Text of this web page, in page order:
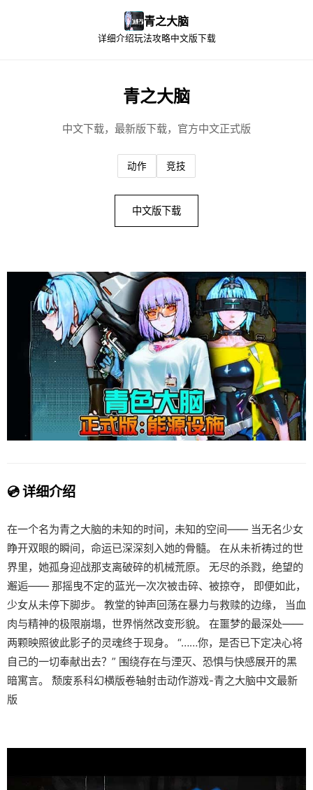
青之大脑
详细介绍玩法攻略中文版下载
青之大脑
中文下载，最新版下载，官方中文正式版
动作 竞技
中文版下载
💿 详细介绍
在一个名为青之大脑的未知的时间，未知的空间—— 当无名少女
睁开双眼的瞬间，命运已深深刻入她的骨髓。 在从未祈祷过的世
界里，她孤身迎战那支离破碎的机械荒原。 无尽的杀戮，绝望的
邂逅—— 那摇曳不定的蓝光一次次被击碎、被掠夺， 即便如此，
少女从未停下脚步。 教堂的钟声回荡在暴力与救赎的边缘， 当血
肉与精神的极限崩塌，世界悄然改变形貌。 在噩梦的最深处——
两颗映照彼此影子的灵魂终于现身。 “……你，是否已下定决心将
自己的一切奉献出去？” 围绕存在与湮灭、恐惧与快感展开的黑
暗寓言。 颓废系科幻横版卷轴射击动作游戏-青之大脑中文最新
版